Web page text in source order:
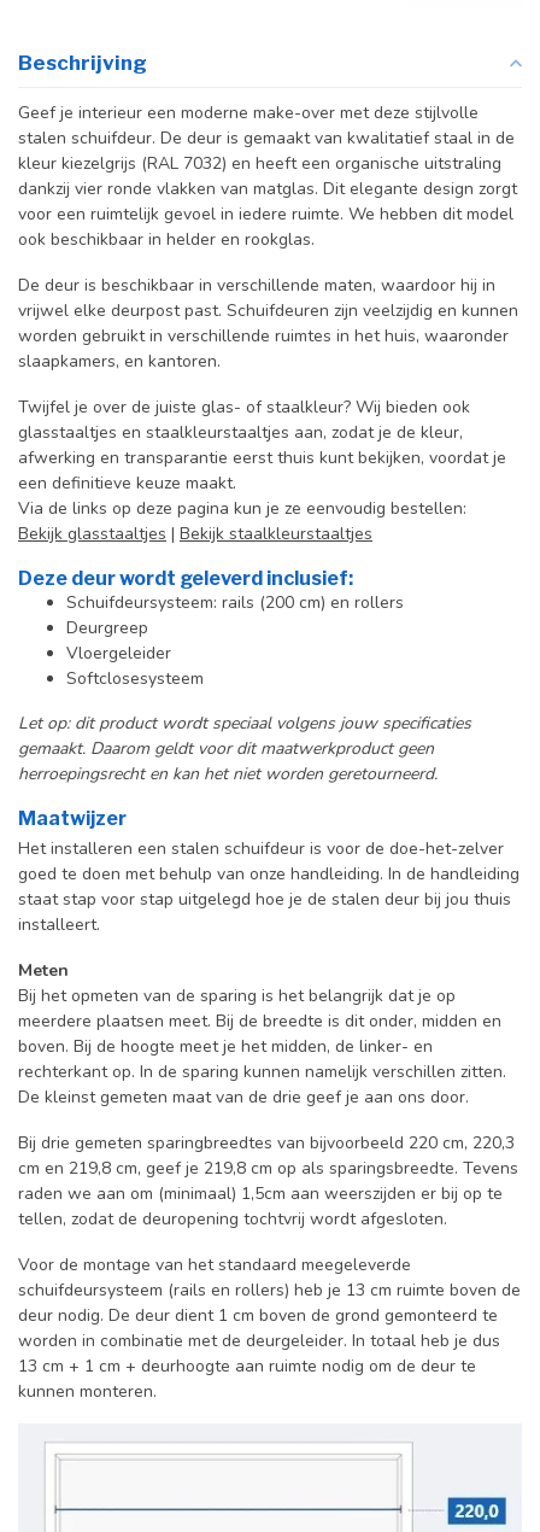
Beschrijving
Geef je interieur een moderne make-over met deze stijlvolle
stalen schuifdeur. De deur is gemaakt van kwalitatief staal in de
kleur kiezelgrijs (RAL 7032) en heeft een organische uitstraling
dankzij vier ronde vlakken van matglas. Dit elegante design zorgt
voor een ruimtelijk gevoel in iedere ruimte. We hebben dit model
ook beschikbaar in helder en rookglas.
De deur is beschikbaar in verschillende maten, waardoor hij in
vrijwel elke deurpost past. Schuifdeuren zijn veelzijdig en kunnen
worden gebruikt in verschillende ruimtes in het huis, waaronder
slaapkamers, en kantoren.
Twijfel je over de juiste glas- of staalkleur? Wij bieden ook
glasstaaltjes en staalkleurstaaltjes aan, zodat je de kleur,
afwerking en transparantie eerst thuis kunt bekijken, voordat je
een definitieve keuze maakt.
Via de links op deze pagina kun je ze eenvoudig bestellen:
Bekijk glasstaaltjes | Bekijk staalkleurstaaltjes
Deze deur wordt geleverd inclusief:
Schuifdeursysteem: rails (200 cm) en rollers
Deurgreep
Vloergeleider
Softclosesysteem
Let op: dit product wordt speciaal volgens jouw specificaties
gemaakt. Daarom geldt voor dit maatwerkproduct geen
herroepingsrecht en kan het niet worden geretourneerd.
Maatwijzer
Het installeren een stalen schuifdeur is voor de doe-het-zelver
goed te doen met behulp van onze handleiding. In de handleiding
staat stap voor stap uitgelegd hoe je de stalen deur bij jou thuis
installeert.
Meten
Bij het opmeten van de sparing is het belangrijk dat je op
meerdere plaatsen meet. Bij de breedte is dit onder, midden en
boven. Bij de hoogte meet je het midden, de linker- en
rechterkant op. In de sparing kunnen namelijk verschillen zitten.
De kleinst gemeten maat van de drie geef je aan ons door.
Bij drie gemeten sparingbreedtes van bijvoorbeeld 220 cm, 220,3
cm en 219,8 cm, geef je 219,8 cm op als sparingsbreedte. Tevens
raden we aan om (minimaal) 1,5cm aan weerszijden er bij op te
tellen, zodat de deuropening tochtvrij wordt afgesloten.
Voor de montage van het standaard meegeleverde
schuifdeursysteem (rails en rollers) heb je 13 cm ruimte boven de
deur nodig. De deur dient 1 cm boven de grond gemonteerd te
worden in combinatie met de deurgeleider. In totaal heb je dus
13 cm + 1 cm + deurhoogte aan ruimte nodig om de deur te
kunnen monteren.